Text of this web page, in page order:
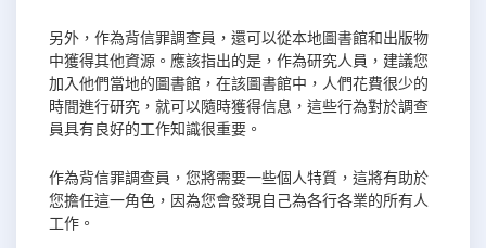
另外，作為背信罪調查員，還可以從本地圖書館和出版物
中獲得其他資源。應該指出的是，作為研究人員，建議您
加入他們當地的圖書館，在該圖書館中，人們花費很少的
時間進行研究，就可以隨時獲得信息，這些行為對於調查
員具有良好的工作知識很重要。
作為背信罪調查員，您將需要一些個人特質，這將有助於
您擔任這一角色，因為您會發現自己為各行各業的所有人
工作。